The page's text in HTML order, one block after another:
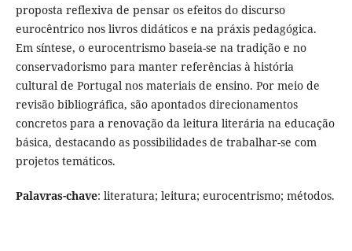
proposta reflexiva de pensar os efeitos do discurso
eurocêntrico nos livros didáticos e na práxis pedagógica.
Em síntese, o eurocentrismo baseia-se na tradição e no
conservadorismo para manter referências à história
cultural de Portugal nos materiais de ensino. Por meio de
revisão bibliográfica, são apontados direcionamentos
concretos para a renovação da leitura literária na educação
básica, destacando as possibilidades de trabalhar-se com
projetos temáticos.
Palavras-chave: literatura; leitura; eurocentrismo; métodos.